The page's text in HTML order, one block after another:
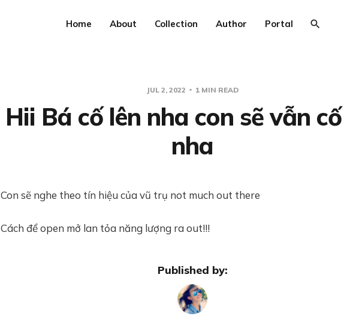
Home About Collection Author Portal
JUL 2, 2022 1 MIN READ
Hii Bá cố lên nha con sẽ vẫn
nha
Con sẽ nghe theo tín hiệu của vũ trụ not much out there
Cách để open mở lan tỏa năng lượng ra out!!!
Published by: